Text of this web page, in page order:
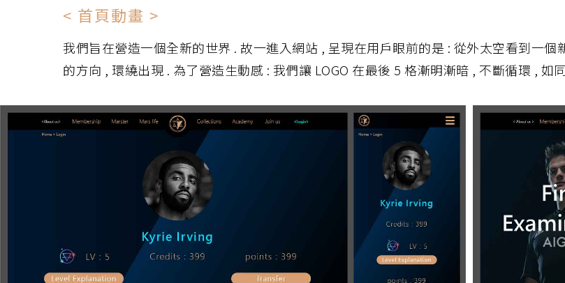
< 首頁動畫 >
我們旨在營造一個全新的世界 . 故一進入網站 , 呈現在用戶眼前的是 : 從外太空看到一
的方向 , 環繞出現 . 為了營造生動感 : 我們讓 LOGO 在最後 5 格漸明漸暗 , 不斷循環 , 如